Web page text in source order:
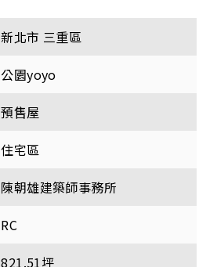
新北市 三重區
公園yoyo
預售屋
住宅區
陳朝雄建築師事務所
RC
821.51坪